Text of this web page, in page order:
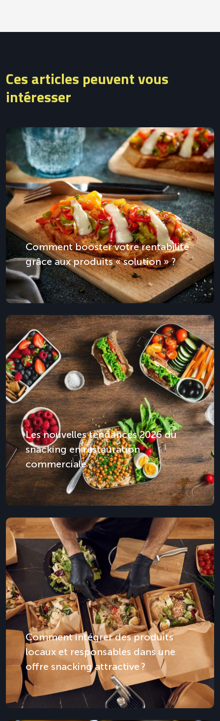
Ces articles peuvent vous
intéresser
Comment booster votre rentabilité
grâce aux produits « solution » ?
Les nouvelles tendances 2026 du
snacking en restauration
commerciale
Comment intégrer des produits
locaux et responsables dans une
offre snacking attractive ?